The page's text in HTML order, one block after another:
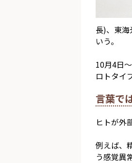
長)、東
いう。
10月4日
ロトタイ
言葉で
ヒトが外
例えば、
う感覚異